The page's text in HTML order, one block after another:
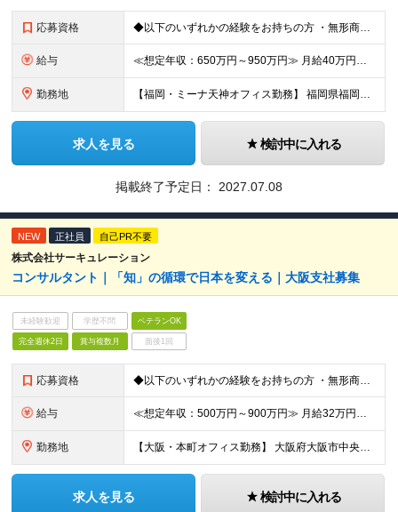
応募資格 ◆以下のいずれかの経験をお持ちの方 ・無形商材での法人営業経験（目安6年以上） ・顧客に提案することで潜在ニーズを見出す課題解決型営業経験 ・リーダー・マネージャーなどの役職に就き、メンバーマネジメン
給与 ≪想定年収：650万円～950万円≫ 月給40万円～58万円 ※賞与：年3.5ヶ月（会社業績・個人評価によって変動） ※入社後1年経過したタイミングでインセンティブ給へ移行致します。 ※入社時の月給額
勤務地 【福岡・ミーナ天神オフィス勤務】 福岡県福岡市中央区天神4-3-8 The Company ミーナ天神8階 （変更の範囲）上記を除く当社関連勤務地
求人を見る 検討中に入れる
掲載終了予定日： 2027.07.08
NEW 正社員 自己PR不要
株式会社サーキュレーション
コンサルタント｜「知」の循環で日本を変える｜大阪支社募集
未経験歓迎 学歴不問 ベテランOK
完全週休2日 賞与複数月 面接1回
応募資格 ◆以下のいずれかの経験をお持ちの方 ・無形商材での法人営業経験（業界・業種・不問）※目安3年以上※ ・顧客に提案することで潜在ニーズを見出す営業活動をしてきた経験（課題解決型の提案営業） 【求める人
給与 ≪想定年収：500万円～900万円≫ 月給32万円～58万円 ※賞与：年3.5ヶ月（会社業績・個人評価によって変動） ※入社後1年経過したタイミングでインセンティブ給へ移行致します。 ※入社時の月給額
勤務地 【大阪・本町オフィス勤務】 大阪府大阪市中央区北久宝寺町4丁目4-2 （変更の範囲）上記を除く当社関連勤務地
求人を見る 検討中に入れる